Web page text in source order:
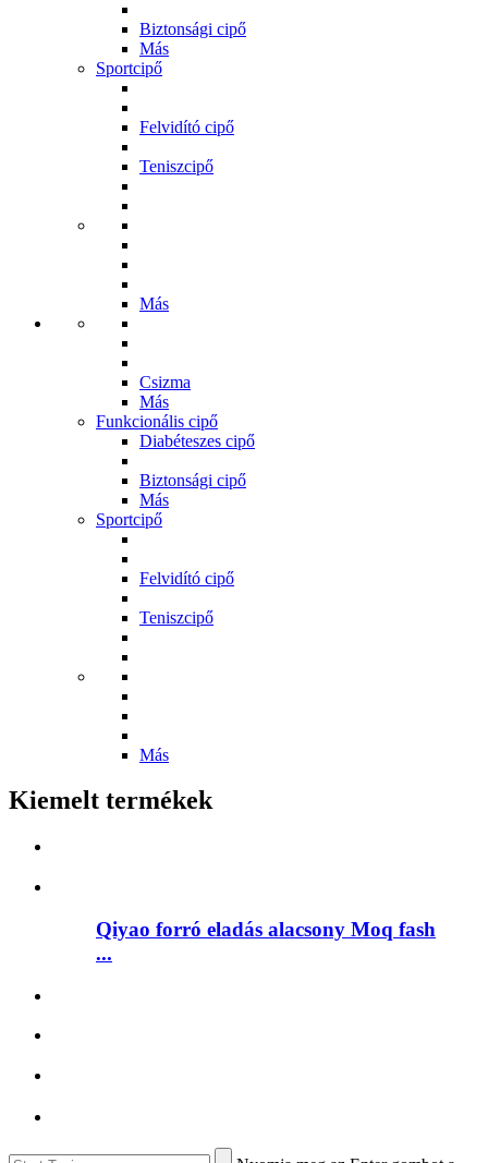
Biztonsági cipő
Más
Sportcipő
Felvidító cipő
Teniszcipő
Más
Csizma
Más
Funkcionális cipő
Diabéteszes cipő
Biztonsági cipő
Más
Sportcipő
Felvidító cipő
Teniszcipő
Más
Kiemelt termékek
Qiyao forró eladás alacsony Moq fash
...